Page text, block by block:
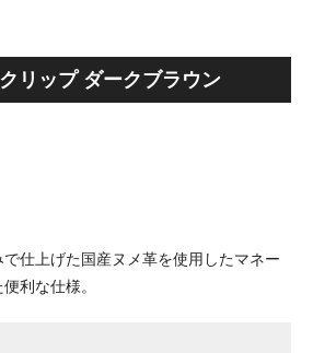
リップ ダークブラウン
仕上げた国産ヌメ革を使用したマネー
利な仕様。